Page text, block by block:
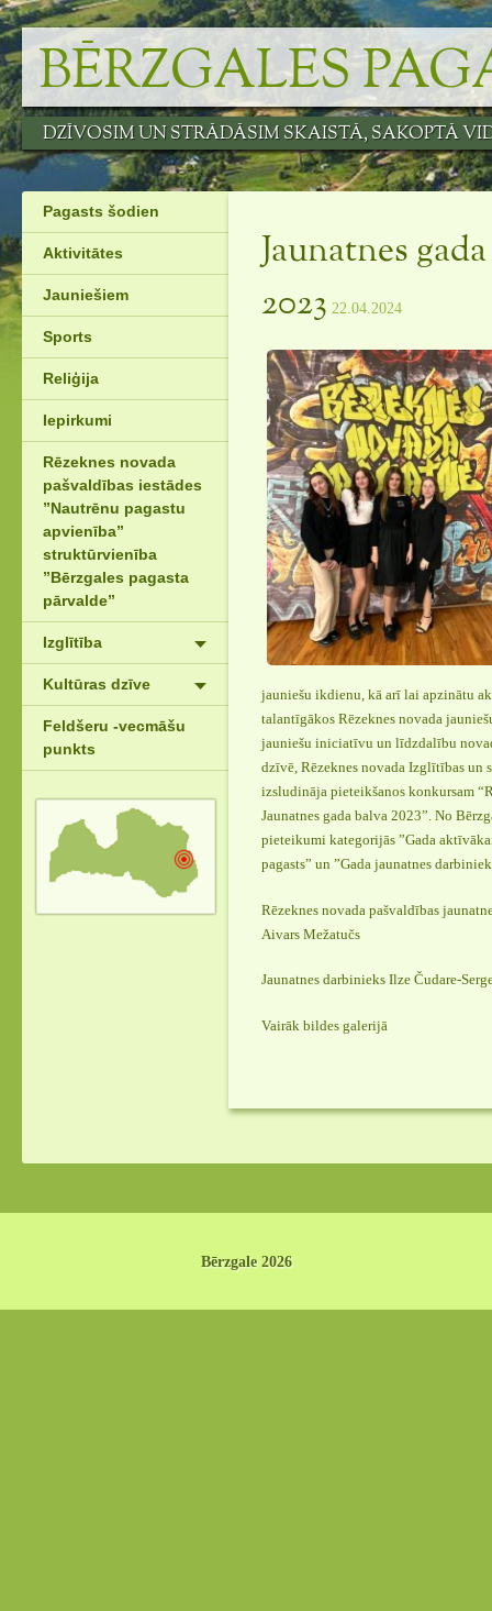
Skip
content
BĒRZGALES
DZĪVOSIM UN STRĀDĀSIM SKAISTĀ, SAKOPTĀ
Pagasts šodien
Aktivitātes
Jauniešiem
Sports
Reliģija
Iepirkumi
Rēzeknes novada
pašvaldības iestādes
”Nautrēnu pagastu
apvienība”
struktūrvienība
”Bērzgales pagasta
pārvalde”
Izglītība
Kultūras dzīve
Feldšeru -vecmāšu
punkts
Jaunatnes
2023 22.04.2024
jauniešu ikdienu, kā arī lai apzinātu
talantīgākos Rēzeknes novada
jauniešu iniciatīvu un līdzdalību
dzīvē, Rēzeknes novada Izglītības un
izsludināja pieteikšanos konkursam
Jaunatnes gada balva 2023”. No
pieteikumi kategorijās ”Gada
pagasts” un ”Gada jaunatnes
Rēzeknes novada pašvaldības
Aivars Mežatučs
Jaunatnes darbinieks Ilze Čudare-
Vairāk bildes galerijā
Bērzgale 2026